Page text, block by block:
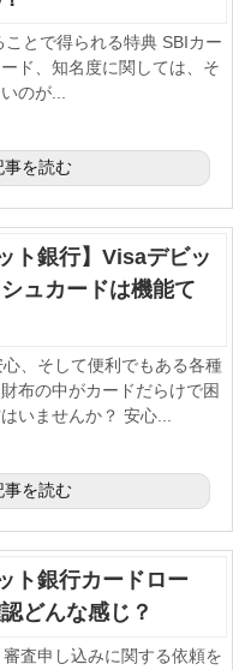
とで得られる特典 SBIカー
ド、知名度に関しては、そ
のが...
事を読む
ト銀行】Visaデビッ
ュカードは機能て
、そして便利でもある各種
布の中がカードだらけで困
いませんか？ 安心...
事を読む
ト銀行カードロー
どんな感じ？
査申し込みに関する依頼を